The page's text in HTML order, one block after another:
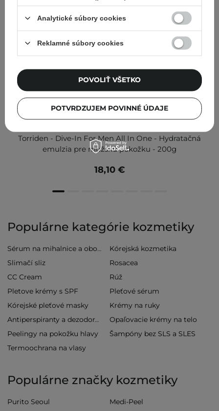
Torriden - Dive-In For Men All In One - Hydratačná
emulzia pre mužskú pokožku - 200g
18,10 €
Populárne kategórie kozmetiky
Sérum na mihalnice a obočie
Kórejská kozmetika
Slimačí sliz
Rosacea
CC Cream
Rúž
Pletove krémy s SPF
Pleťové sérum
Kórejské pleťové masky
Krémy na ruky
Antiperspiranty a dezodoranty
Opaľovacie krémy na telo
Peelingy na pokožku hlavy
Šampóny bez SLS a SLES
Termoochrana na vlasy
Populárne značky kozmetiky
Purito Seoul
Medi-Peel
Analytické súbory cookies
Reklamné súbory cookies
POTVRDZUJEM POVINNÉ ÚDAJE
POVOLIŤ VŠETKO